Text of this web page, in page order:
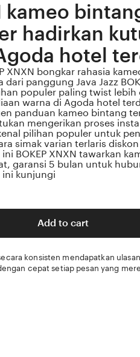
kameo
hadirkan
hotel
XNXN bongkar rahasia
panggung Java Jazz
populer paling twist lebih
warna di Agoda hotel
panduan kameo bintang
mengerikan proses
pilihan populer untuk
simak varian terlaris
BOKEP XNXN tawarkan
garansi 5 bulan untuk
ini kunjungi
Add to cart
konsisten mendapatkan
cepat setiap pesan yang